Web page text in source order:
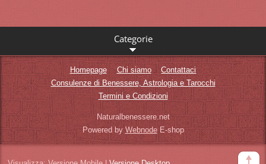
Categorie
Homepage Chi siamo
Contattaci
Consulenze di Benessere, Astrologia e Tarocchi
Termini e Condizioni
Naturalbenessere.net
Powered byWebnodeE-shop